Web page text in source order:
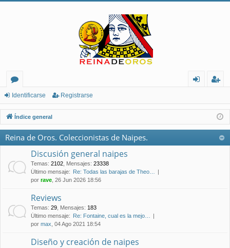
or
os
nt
ifi
ist
ra
Identificarse Registrarse
Índice general
Reina de Oros. Coleccionistas de Naipes.
Discusión general naipes
Temas: 2102 Mensajes: 23338
Último mensaje: Re: Todas las barajas de Theo…
por rave , 26 Jun 2026 18:56
Reviews
Temas: 29 Mensajes: 183
Último mensaje: Re: Fontaine, cual es la mejo…
por max , 04 Ago 2021 18:54
Diseño y creación de naipes